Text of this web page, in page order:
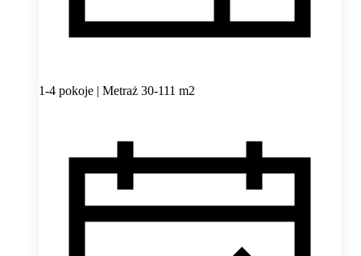
1-4 pokoje | Metraż 30-111 m2